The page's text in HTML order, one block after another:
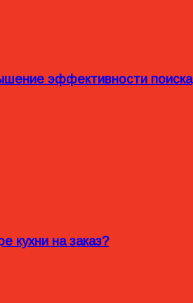
эффективности поиска
кухни на заказ?